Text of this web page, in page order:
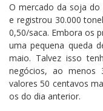
O mercado da soja do
e registrou 30.000
0,50/saca. Embora os
uma pequena queda
maio. Talvez isso
negócios, ao menos
valores 50 centavos
os do dia anterior.